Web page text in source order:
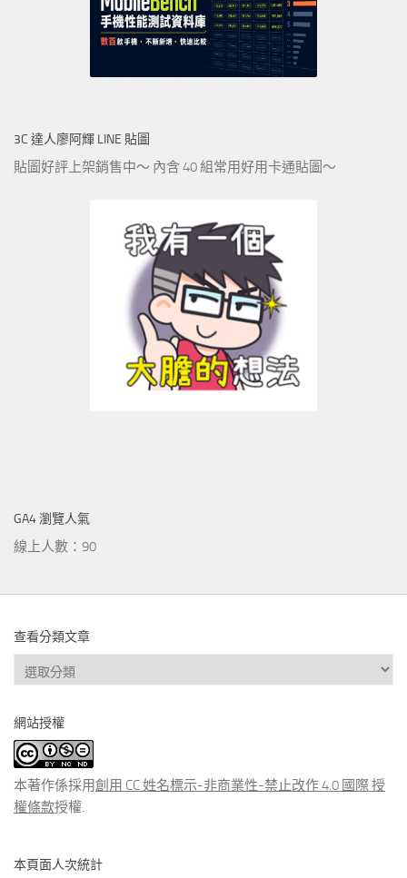
3C 達人廖阿輝 LINE 貼圖
貼圖好評上架銷售中～ 內含 40 組常用好用卡通貼圖～
GA4 瀏覽人氣
線上人數：90
查看分類文章
查
看
類
文
章
網站授權
本著作係採用創用 CC 姓名標示-非商業性-禁止改作 4.0 國際 授
權條款授權.
本頁面人次統計